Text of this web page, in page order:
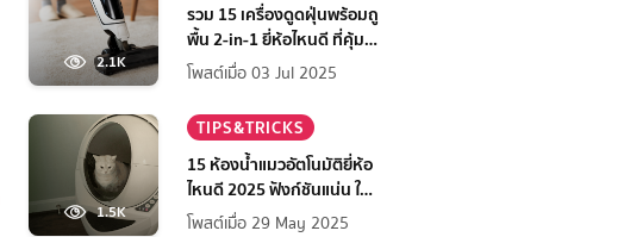
2.1K
รวม 15 เครื่องดูดฝุ่นพร้อมถู
พื้น 2-in-1 ยี่ห้อไหนดี ที่คุ้ม
ที่สุดในปี 2568
โพสต์เมื่อ 03 Jul 2025
1.5K
TIPS&TRICKS
15 ห้องน้ำแมวอัตโนมัติยี่ห้อ
ไหนดี 2025 ฟังก์ชันแน่น ใช้
สบาย สะอาดง่าย เจ้าของ
โพสต์เมื่อ 29 May 2025